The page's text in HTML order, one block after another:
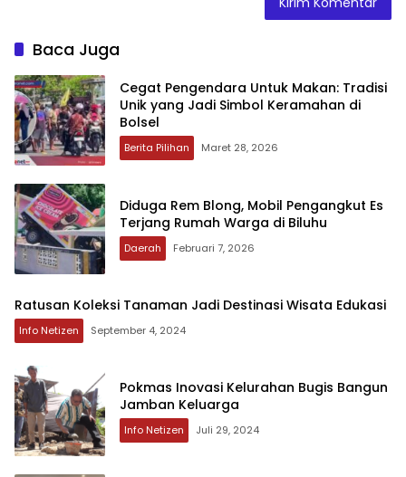
Baca Juga
‎Cegat Pengendara Untuk Makan: Tradisi
Unik yang Jadi Simbol Keramahan di
Bolsel
Berita Pilihan Maret 28, 2026
Diduga Rem Blong, Mobil Pengangkut Es
Terjang Rumah Warga di Biluhu
Daerah Februari 7, 2026
Ratusan Koleksi Tanaman Jadi Destinasi Wisata Edukasi
Info Netizen September 4, 2024
Pokmas Inovasi Kelurahan Bugis Bangun
Jamban Keluarga
Info Netizen Juli 29, 2024